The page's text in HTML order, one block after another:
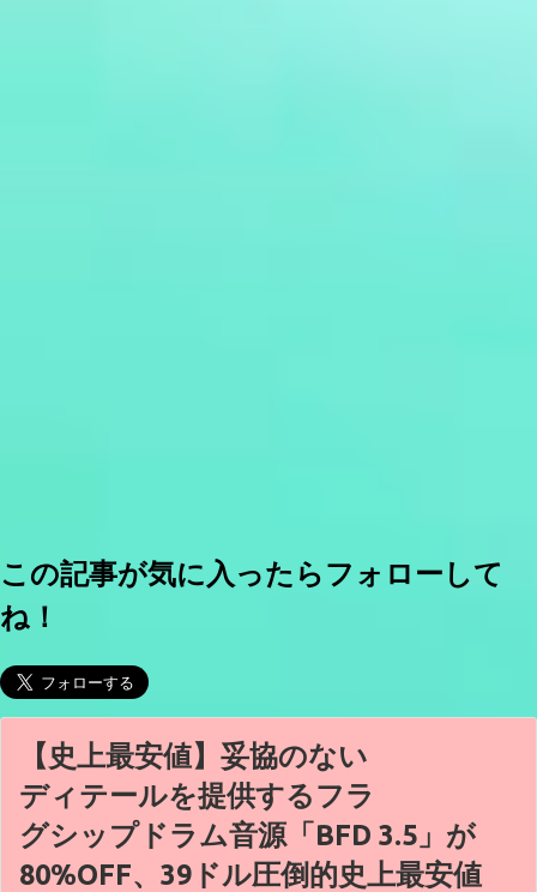
この記事が気に入ったらフォローして
ね！
【史上最安値】妥協のない
ディテールを提供するフラ
グシップドラム音源「BFD 3.5」が
80%OFF、39ドル圧倒的史上最安値